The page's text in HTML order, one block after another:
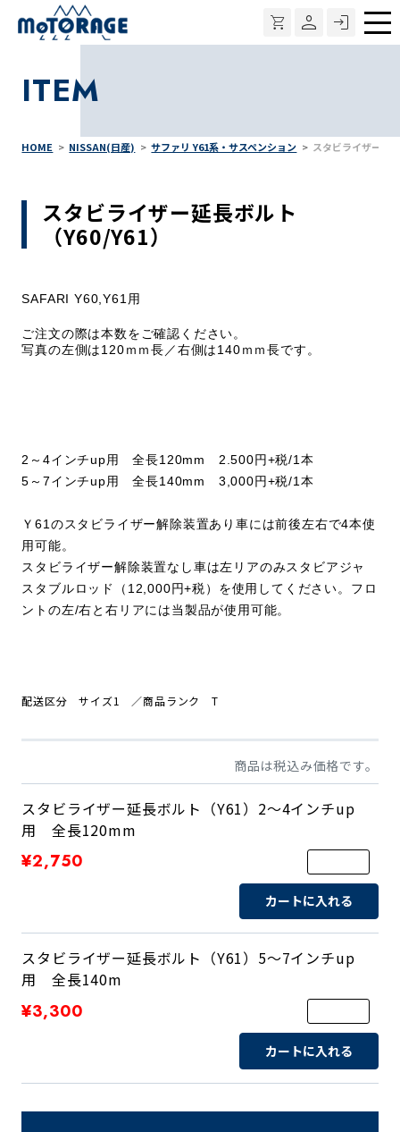
ITEM
HOME NISSAN(日産) サファリ Y61系・サスペンション スタビライザー延
スタビライザー延長ボルト
（Y60/Y61）
SAFARI Y60,Y61用
ご注文の際は本数をご確認ください。
写真の左側は120ｍｍ長／右側は140ｍｍ長です。
2～4インチup用 全長120mm 2.500円+税/1本
5～7インチup用 全長140mm 3,000円+税/1本
Ｙ61のスタビライザー解除装置あり車には前後左右で4本使
用可能。
スタビライザー解除装置なし車は左リアのみスタビアジャ
スタブルロッド（12,000円+税）を使用してください。 フロ
ントの左/右と右リアには当製品が使用可能。
配送区分 サイズ1 ／商品ランク T
商品は税込み価格です。
スタビライザー延長ボルト（Y61）2～4インチup
用 全長120mm
¥2,750
カートに入れる
スタビライザー延長ボルト（Y61）5～7インチup
用 全長140m
¥3,300
カートに入れる
メ